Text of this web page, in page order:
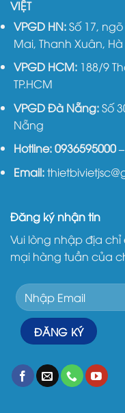
VIỆT
VPGD HN:Số 17,
Mai, Thanh Xuân, Hà
VPGD HCM: 188/9
TP.HCM
VPGD Đà Nẵng:Số
Nẵng
Hotline:0936595000–
Email:
Đăng ký nhận tin
Vui lòng nhập địa
mại hàng tuần của